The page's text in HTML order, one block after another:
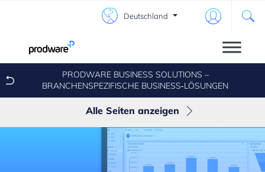
Deutschland
PRODWARE BUSINESS SOLUTIONS –
BRANCHENSPEZIFISCHE BUSINESS‑LÖSUNGEN
Alle Seiten anzeigen
Discrete Manufacturing
Bank Statement